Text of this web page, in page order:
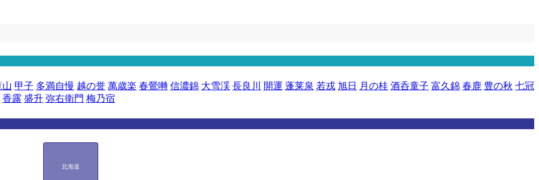
山 甲子 多満自慢 越の誉 萬歳楽 春鶯囀 信濃錦 大雪渓 長良川 開運 蓬莱泉 若戎 旭日 月の桂 酒呑童子 富久錦 春鹿 豊の秋 七冠
香露 盛升 弥右衛門 梅乃宿
北海道